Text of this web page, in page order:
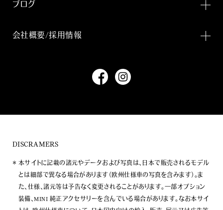
ブログ
会社概要/採用情報
DISCRAMERS
本サイトに記載の諸元やデータおよび写真は、日本で販売されるモデル
とは細部で異なる場合があります（欧州仕様車の写真を含みます）。ま
た、仕様、諸元等は予告なく変更されることがあります。一部オプション
装備、MINI 純正アクセサリーを含んでいる場合があります。なお本サイ